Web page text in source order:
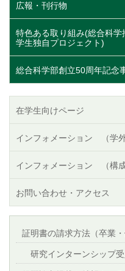
広報・刊行物
特色ある取り組み(総合科学
学生独自プロジェクト)
総合科学部創立50周年記念
在学生向けページ
インフォメーション （学外
インフォメーション （構成
お問い合わせ・アクセス
証明書の請求方法（卒業・
研究インターンシップ